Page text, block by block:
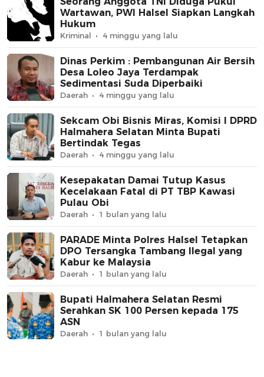
Wartawan, PWI Halsel Siapkan Langkah
Hukum
Kriminal 4 minggu yang lalu
Dinas Perkim : Pembangunan Air Bersih
Desa Loleo Jaya Terdampak
Sedimentasi Suda Diperbaiki
Daerah 4 minggu yang lalu
Sekcam Obi Bisnis Miras, Komisi I DPRD
Halmahera Selatan Minta Bupati
Bertindak Tegas
Daerah 4 minggu yang lalu
Kesepakatan Damai Tutup Kasus
Kecelakaan Fatal di PT TBP Kawasi
Pulau Obi
Daerah 1 bulan yang lalu
PARADE Minta Polres Halsel Tetapkan
DPO Tersangka Tambang Ilegal yang
Kabur ke Malaysia
Daerah 1 bulan yang lalu
Bupati Halmahera Selatan Resmi
Serahkan SK 100 Persen kepada 175
ASN
Daerah 1 bulan yang lalu